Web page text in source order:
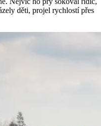
děti, projel rychlostí přes